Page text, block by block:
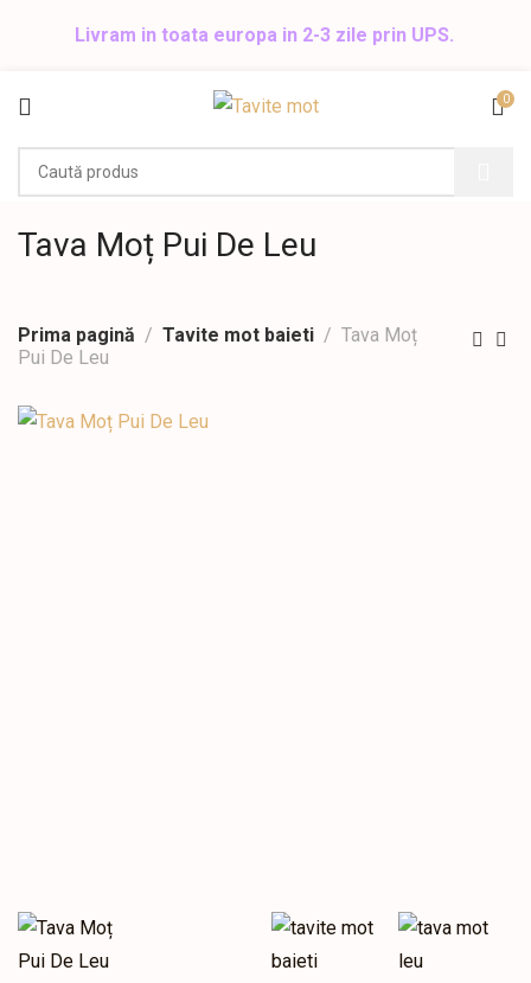
Livram in toata europa in 2-3 zile prin UPS.
0
Tava Moț Pui De Leu
Prima pagină Tavite mot baieti
Tava Moț
Pui De Leu